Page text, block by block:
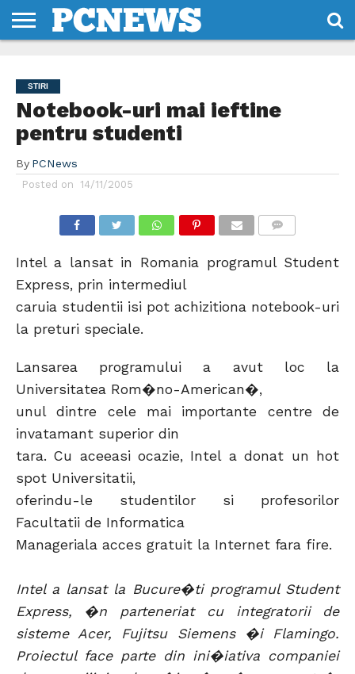
NOI
SI
CONDITII
STIRI
Notebook-uri mai ieftine
pentru studenti
By PCNews
Posted on 14/11/2005
Intel a lansat in Romania programul Student
Express, prin intermediul
caruia studentii isi pot achizitiona notebook-uri
la preturi speciale.
Lansarea programului a avut loc la
Universitatea Rom�no-American�,
unul dintre cele mai importante centre de
invatamant superior din
tara. Cu aceeasi ocazie, Intel a donat un hot
spot Universitatii,
oferindu-le studentilor si profesorilor
Facultatii de Informatica
Manageriala acces gratuit la Internet fara fire.
Intel a lansat la Bucure�ti programul Student
Express, �n parteneriat cu integratorii de
sisteme Acer, Fujitsu Siemens �i Flamingo.
Proiectul face parte din ini�iativa companiei